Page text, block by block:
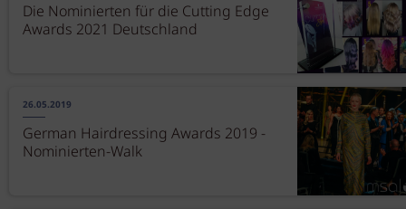
Die Nominierten für die Cutting Edge
Awards 2021 Deutschland
26.05.2019
German Hairdressing Awards 2019 -
Nominierten-Walk